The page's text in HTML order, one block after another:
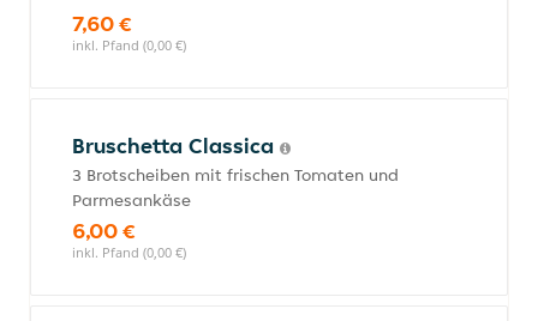
7,60 €
inkl. Pfand (0,00 €)
Bruschetta Classica
3 Brotscheiben mit frischen Tomaten und
Parmesankäse
6,00 €
inkl. Pfand (0,00 €)